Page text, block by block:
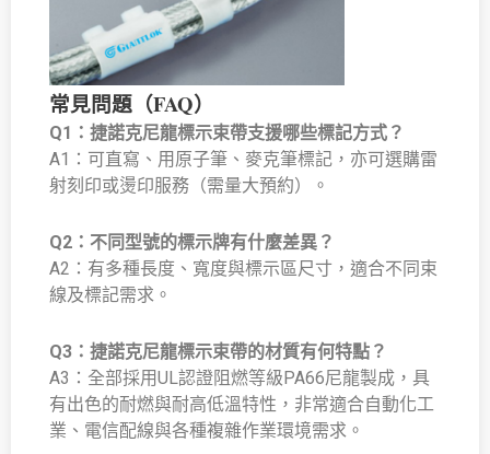
常見問題（FAQ）
Q1：捷諾克尼龍標示束帶支援哪些標記方式？
A1：可直寫、用原子筆、麥克筆標記，亦可選購雷
射刻印或燙印服務（需量大預約）。
Q2：不同型號的標示牌有什麼差異？
A2：有多種長度、寬度與標示區尺寸，適合不同束
線及標記需求。
Q3：捷諾克尼龍標示束帶的材質有何特點？
A3：全部採用UL認證阻燃等級PA66尼龍製成，具
有出色的耐燃與耐高低溫特性，非常適合自動化工
業、電信配線與各種複雜作業環境需求。